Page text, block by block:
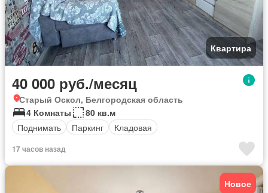
Квартира
40 000 руб./месяц
Старый Оскол, Белгородская область
4 Комнаты
80 кв.м
Поднимать
Паркинг Кладовая
17 часов назад
Новое